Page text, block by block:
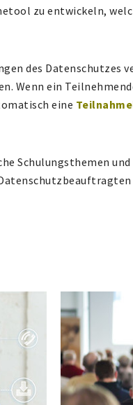
zu entwickeln,
des Datenschutzes
Wenn ein
eine
Schulungsthemen